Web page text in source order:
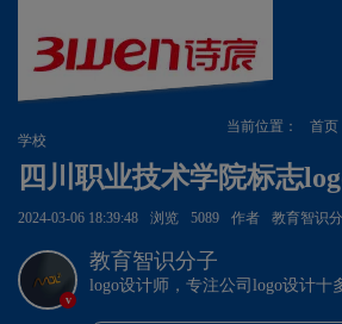
当前位置： 首页
学校
四川职业技术学院标志
2024-03-06 18:39:48 浏览 5089 作者 教育智识
v
教育智识分子
logo设计师，专注公司logo设计十